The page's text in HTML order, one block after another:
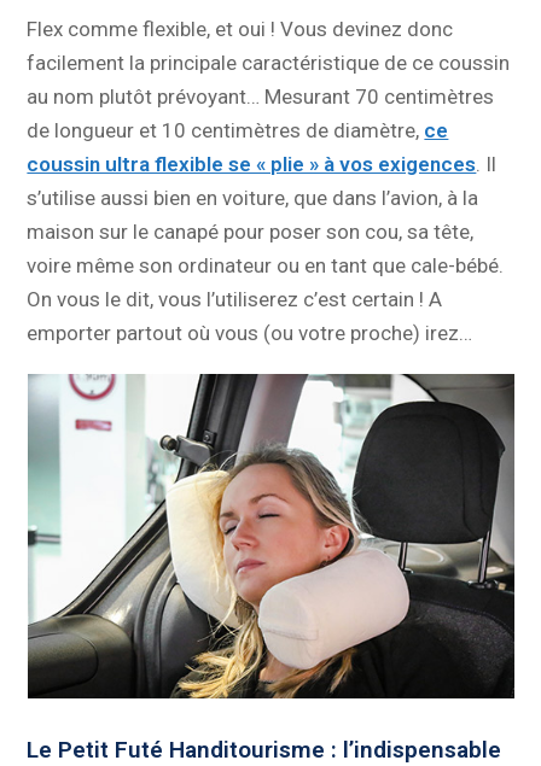
Flex comme flexible, et oui ! Vous devinez donc
facilement la principale caractéristique de ce coussin
au nom plutôt prévoyant… Mesurant 70 centimètres
de longueur et 10 centimètres de diamètre, ce
coussin ultra flexible se « plie » à vos exigences. Il
s’utilise aussi bien en voiture, que dans l’avion, à la
maison sur le canapé pour poser son cou, sa tête,
voire même son ordinateur ou en tant que cale-bébé.
On vous le dit, vous l’utiliserez c’est certain ! A
emporter partout où vous (ou votre proche) irez…
Le Petit Futé Handitourisme : l’indispensable